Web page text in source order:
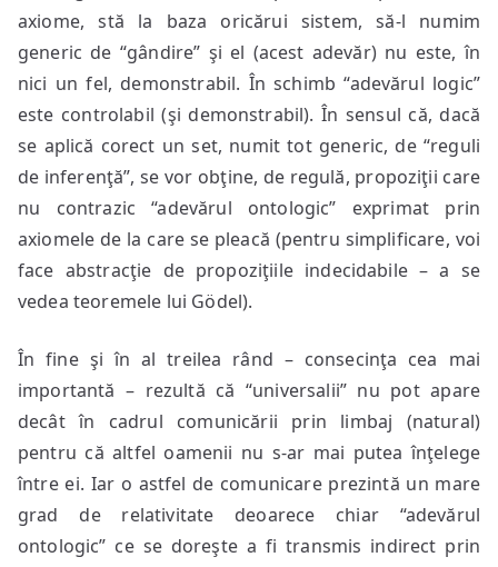
axiome, stă la baza oricărui sistem, să-l numim
generic de “gândire” şi el (acest adevăr) nu este, în
nici un fel, demonstrabil. În schimb “adevărul logic”
este controlabil (şi demonstrabil). În sensul că, dacă
se aplică corect un set, numit tot generic, de “reguli
de inferenţă”, se vor obţine, de regulă, propoziţii care
nu contrazic “adevărul ontologic” exprimat prin
axiomele de la care se pleacă (pentru simplificare, voi
face abstracţie de propoziţiile indecidabile – a se
vedea teoremele lui Gödel).
În fine şi în al treilea rând – consecinţa cea mai
importantă – rezultă că “universalii” nu pot apare
decât în cadrul comunicării prin limbaj (natural)
pentru că altfel oamenii nu s-ar mai putea înţelege
între ei. Iar o astfel de comunicare prezintă un mare
grad de relativitate deoarece chiar “adevărul
ontologic” ce se doreşte a fi transmis indirect prin